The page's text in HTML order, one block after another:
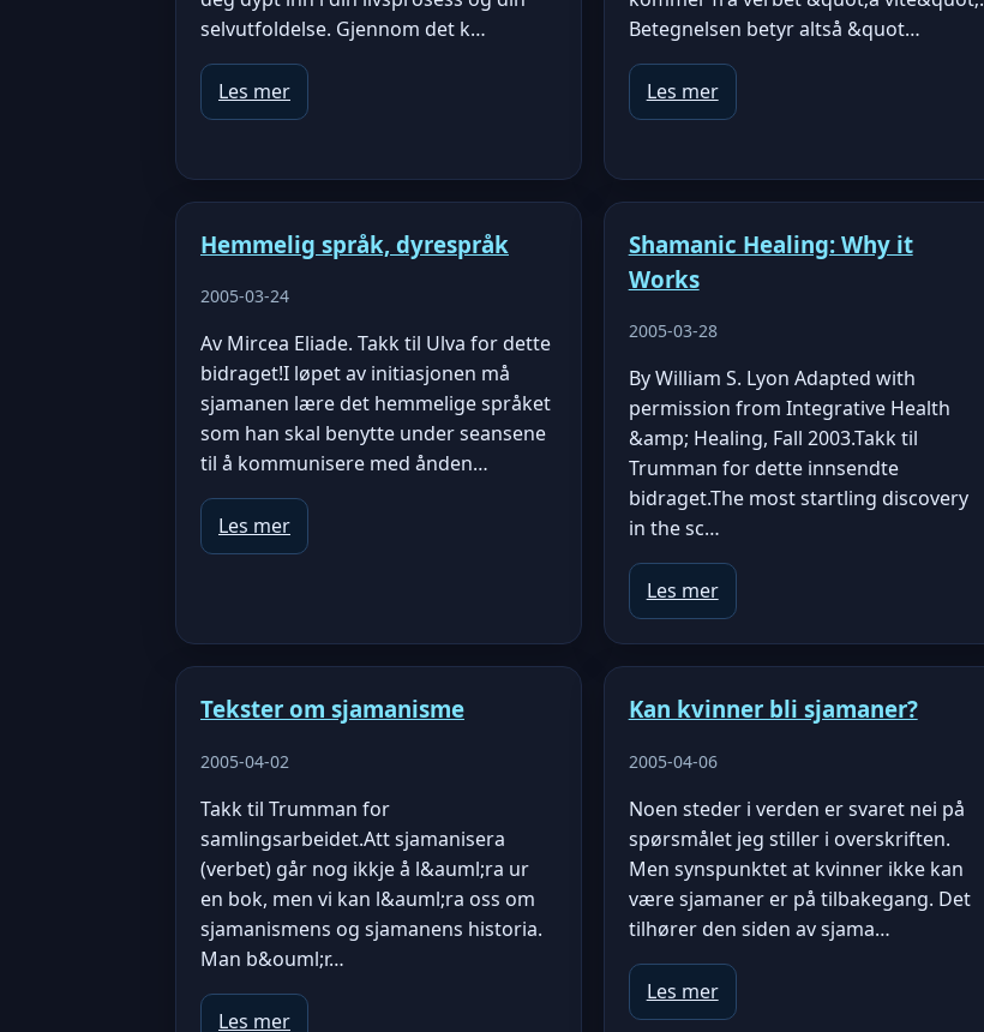
selvutfoldelse. Gjennom det k…
Les mer
Betegnelsen betyr altså &quot…
Les mer
Hemmelig språk, dyrespråk
2005-03-24
Av Mircea Eliade. Takk til Ulva for dette
bidraget!I løpet av initiasjonen må
sjamanen lære det hemmelige språket
som han skal benytte under seansene
til å kommunisere med ånden…
Les mer
Shamanic Healing: Why it
Works
2005-03-28
By William S. Lyon Adapted with
permission from Integrative Health
&amp; Healing, Fall 2003.Takk til
Trumman for dette innsendte
bidraget.The most startling discovery
in the sc…
Les mer
Tekster om sjamanisme
2005-04-02
Takk til Trumman for
samlingsarbeidet.Att sjamanisera
(verbet) går nog ikkje å l&auml;ra ur
en bok, men vi kan l&auml;ra oss om
sjamanismens og sjamanens historia.
Man b&ouml;r…
Les mer
Kan kvinner bli sjamaner?
2005-04-06
Noen steder i verden er svaret nei på
spørsmålet jeg stiller i overskriften.
Men synspunktet at kvinner ikke kan
være sjamaner er på tilbakegang. Det
tilhører den siden av sjama…
Les mer